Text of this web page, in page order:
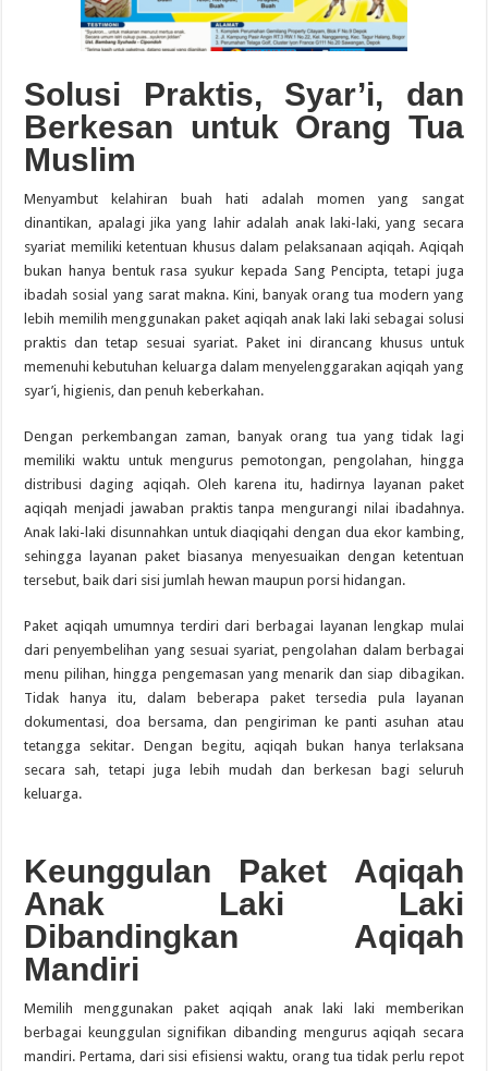
Solusi Praktis, Syar’i, dan
Berkesan untuk Orang Tua
Muslim
Menyambut kelahiran buah hati adalah momen yang sangat
dinantikan, apalagi jika yang lahir adalah anak laki-laki, yang secara
syariat memiliki ketentuan khusus dalam pelaksanaan aqiqah. Aqiqah
bukan hanya bentuk rasa syukur kepada Sang Pencipta, tetapi juga
ibadah sosial yang sarat makna. Kini, banyak orang tua modern yang
lebih memilih menggunakan paket aqiqah anak laki laki sebagai solusi
praktis dan tetap sesuai syariat. Paket ini dirancang khusus untuk
memenuhi kebutuhan keluarga dalam menyelenggarakan aqiqah yang
syar’i, higienis, dan penuh keberkahan.
Dengan perkembangan zaman, banyak orang tua yang tidak lagi
memiliki waktu untuk mengurus pemotongan, pengolahan, hingga
distribusi daging aqiqah. Oleh karena itu, hadirnya layanan paket
aqiqah menjadi jawaban praktis tanpa mengurangi nilai ibadahnya.
Anak laki-laki disunnahkan untuk diaqiqahi dengan dua ekor kambing,
sehingga layanan paket biasanya menyesuaikan dengan ketentuan
tersebut, baik dari sisi jumlah hewan maupun porsi hidangan.
Paket aqiqah umumnya terdiri dari berbagai layanan lengkap mulai
dari penyembelihan yang sesuai syariat, pengolahan dalam berbagai
menu pilihan, hingga pengemasan yang menarik dan siap dibagikan.
Tidak hanya itu, dalam beberapa paket tersedia pula layanan
dokumentasi, doa bersama, dan pengiriman ke panti asuhan atau
tetangga sekitar. Dengan begitu, aqiqah bukan hanya terlaksana
secara sah, tetapi juga lebih mudah dan berkesan bagi seluruh
keluarga.
Keunggulan Paket Aqiqah
Anak Laki Laki
Dibandingkan Aqiqah
Mandiri
Memilih menggunakan paket aqiqah anak laki laki memberikan
berbagai keunggulan signifikan dibanding mengurus aqiqah secara
mandiri. Pertama, dari sisi efisiensi waktu, orang tua tidak perlu repot